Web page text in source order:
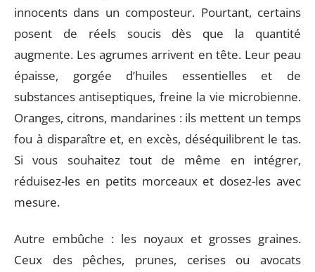
innocents dans un composteur. Pourtant, certains
posent de réels soucis dès que la quantité
augmente. Les agrumes arrivent en tête. Leur peau
épaisse, gorgée d’huiles essentielles et de
substances antiseptiques, freine la vie microbienne.
Oranges, citrons, mandarines : ils mettent un temps
fou à disparaître et, en excès, déséquilibrent le tas.
Si vous souhaitez tout de même en intégrer,
réduisez-les en petits morceaux et dosez-les avec
mesure.
Autre embûche : les noyaux et grosses graines.
Ceux des pêches, prunes, cerises ou avocats